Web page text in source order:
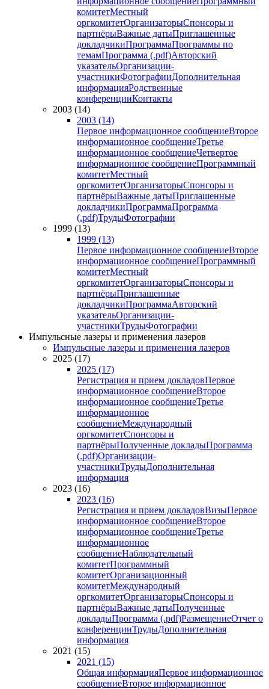
комитетМестный
оргкомитетОрганизаторыСпонсоры и
партнёрыВажные датыПриглашенные
докладчикиПрограммаПрограммы по
темамПрограмма (.pdf)Авторский
указательОрганизации-
участникиФотографииДополнительная
информацияРодственные
конференцииКонтакты
2003 (14)
2003 (14)
Первое информационное сообщениеВторое
информационное сообщениеТретье
информационное сообщениеЧетвертое
информационное сообщениеПрограммный
комитетМестный
оргкомитетОрганизаторыСпонсоры и
партнёрыВажные датыПриглашенные
докладчикиПрограммаПрограмма
(.pdf)ТрудыФотографии
1999 (13)
1999 (13)
Первое информационное сообщениеВторое
информационное сообщениеПрограммный
комитетМестный
оргкомитетОрганизаторыСпонсоры и
партнёрыПриглашенные
докладчикиПрограммаАвторский
указательОрганизации-
участникиТрудыФотографии
Импульсные лазеры и применения лазеров
Импульсные лазеры и применения лазеров
2025 (17)
2025 (17)
Регистрация и прием докладовПервое
информационное сообщениеВторое
информационное сообщениеТретье
информационное
сообщениеМеждународный
оргкомитетСпонсоры и
партнёрыПолученные докладыПрограмма
(.pdf)Организации-
участникиТрудыДополнительная
информация
2023 (16)
2023 (16)
Регистрация и прием докладовВизыПервое
информационное сообщениеВторое
информационное сообщениеТретье
информационное
сообщениеНаблюдательный
комитетПрограммный
комитетОрганизационный
комитетМеждународный
оргкомитетОрганизаторыСпонсоры и
партнёрыВажные датыПолученные
докладыПрограмма (.pdf)РазмещениеОтчет о
конференцииТрудыДополнительная
информация
2021 (15)
2021 (15)
Общая информацияПервое информационное
сообщениеВторое информационное